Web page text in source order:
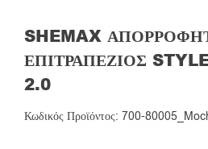
SHEMAX
ΕΠΙΤΡΑΠΈΖΙΟΣ
2.0
Κωδικός Προϊόντος: 700-